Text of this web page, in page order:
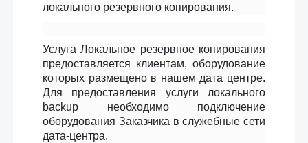
локального резервного копирования.
Услуга Локальное резервное копирования
предоставляется клиентам, оборудование
которых размещено в нашем дата центре.
Для предоставления услуги локального
backup необходимо подключение
оборудования Заказчика в служебные сети
дата-центра.